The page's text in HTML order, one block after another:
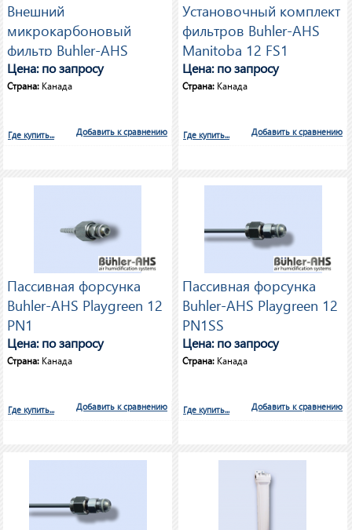
Внешний
микрокарбоновый
фильтр Buhler-AHS
Manitoba 12 MCF170
Цена: по запросу
Страна: Канада
Добавить к сравнению
Где купить...
Установочный комплект
фильтров Buhler-AHS
Manitoba 12 FS1
Цена: по запросу
Страна: Канада
Добавить к сравнению
Где купить...
Пассивная форсунка
Buhler-AHS Playgreen 12
PN1
Цена: по запросу
Страна: Канада
Добавить к сравнению
Где купить...
Пассивная форсунка
Buhler-AHS Playgreen 12
PN1SS
Цена: по запросу
Страна: Канада
Добавить к сравнению
Где купить...